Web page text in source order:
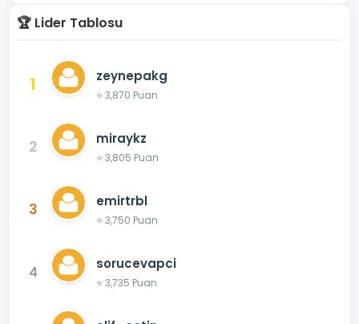
🏆 Lider Tablosu
1 zeynepakg
⭐ 3,870 Puan
2 miraykz
⭐ 3,805 Puan
3 emirtrbl
⭐ 3,750 Puan
4 sorucevapci
⭐ 3,735 Puan